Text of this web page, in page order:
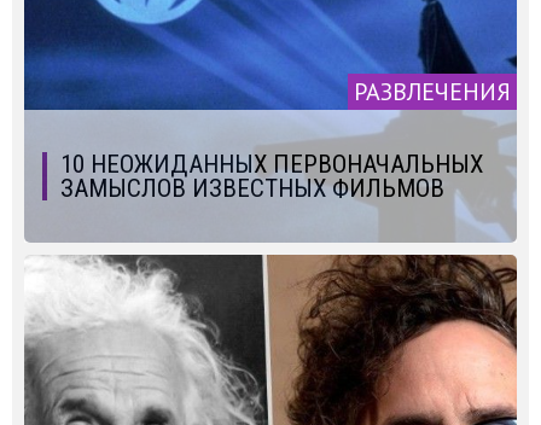
РАЗВЛЕЧЕНИЯ
10 НЕОЖИДАННЫХ ПЕРВОНАЧАЛЬНЫХ
ЗАМЫСЛОВ ИЗВЕСТНЫХ ФИЛЬМОВ